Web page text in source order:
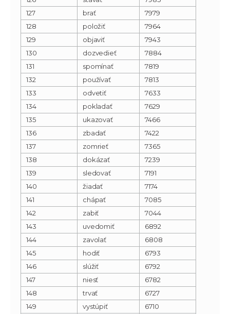
127
brať
7979
128
položiť
7964
129
objaviť
7943
130
dozvedieť
7884
131
spomínať
7819
132
používať
7813
133
odvetiť
7633
134
pokladať
7629
135
ukazovať
7466
136
zbadať
7422
137
zomrieť
7365
138
dokázať
7239
139
sledovať
7191
140
žiadať
7174
141
chápať
7085
142
zabiť
7044
143
uvedomiť
6892
144
zavolať
6808
145
hodiť
6793
146
slúžiť
6792
147
niesť
6782
148
trvať
6727
149
vystúpiť
6710